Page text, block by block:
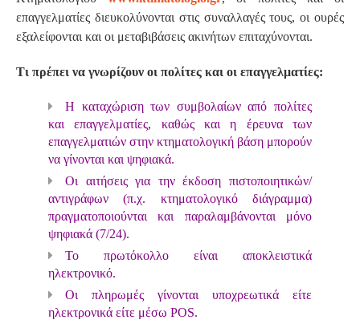
επαγγελματίες διευκολύνονται στις συναλλαγές τους, οι ουρές
εξαλείφονται και οι μεταβιβάσεις ακινήτων επιταχύνονται.
Τι πρέπει να γνωρίζουν οι πολίτες και οι επαγγελματίες:
Η καταχώριση των συμβολαίων από πολίτες
και επαγγελματίες, καθώς και η έρευνα των
επαγγελματιών στην κτηματολογική βάση μπορούν
να γίνονται και ψηφιακά.
Οι αιτήσεις για την έκδοση πιστοποιητικών/
αντιγράφων (π.χ. κτηματολογικό διάγραμμα)
πραγματοποιούνται και παραλαμβάνονται μόνο
ψηφιακά (7/24).
Το πρωτόκολλο είναι αποκλειστικά
ηλεκτρονικό.
Οι πληρωμές γίνονται υποχρεωτικά είτε
ηλεκτρονικά είτε μέσω POS.